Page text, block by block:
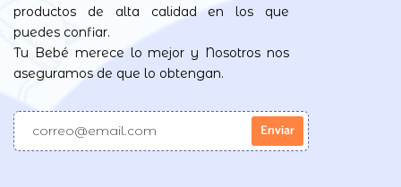
productos de alta calidad en los que
puedes confiar.
Tu Bebé merece lo mejor y Nosotros nos
aseguramos de que lo obtengan.